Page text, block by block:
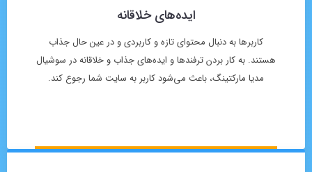
ایده‌های خلاقانه
کاربرها به دنبال محتوای تازه و کاربردی و در عین حال جذاب
هستند. به کار بردن ترفندها و ایده‌های جذاب و خلاقانه در سوشیال
مدیا مارکتینگ، باعث می‌شود کاربر به سایت شما رجوع کند.